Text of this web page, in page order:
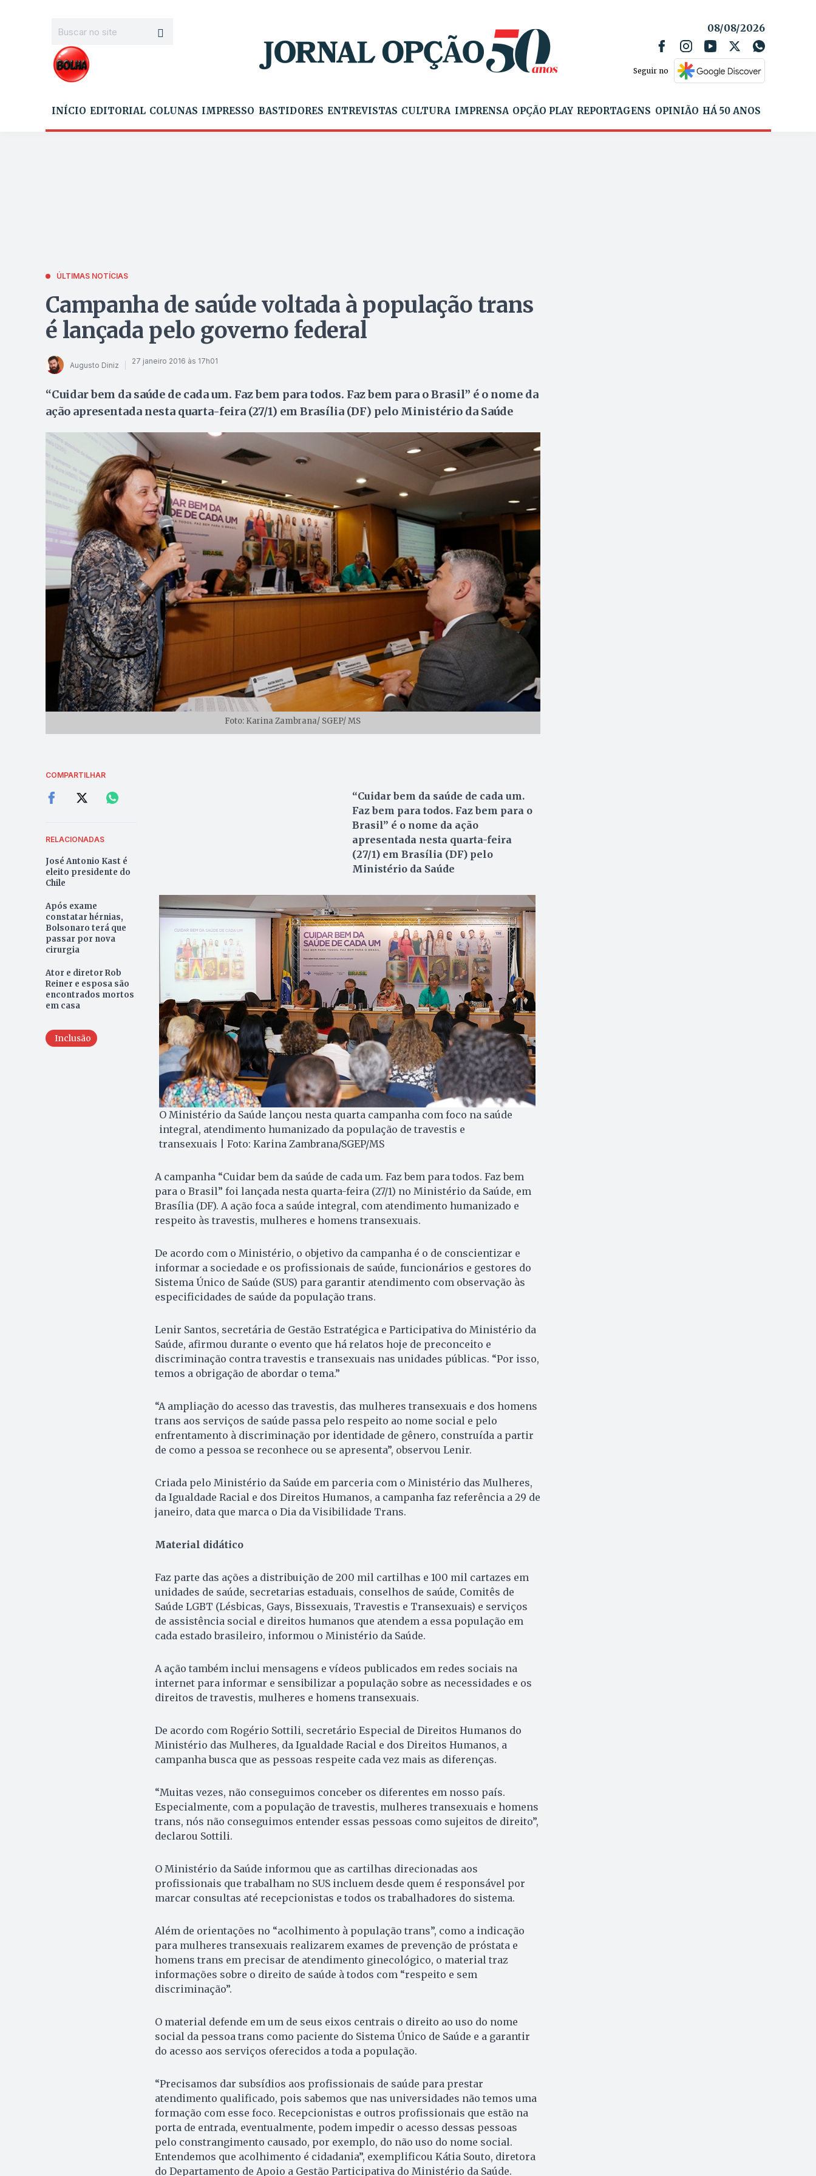
08/08/2026
Seguir no
INÍCIO EDITORIAL COLUNAS IMPRESSO BASTIDORES ENTREVISTAS CULTURA IMPRENSA OPÇÃO PLAY REPORTAGENS OPINIÃO HÁ 50 ANOS
ÚLTIMAS NOTÍCIAS
Campanha de saúde voltada à população trans
é lançada pelo governo federal
Augusto Diniz 27 janeiro 2016 às 17h01
“Cuidar bem da saúde de cada um. Faz bem para todos. Faz bem para o Brasil” é o nome da
ação apresentada nesta quarta-feira (27/1) em Brasília (DF) pelo Ministério da Saúde
Foto: Karina Zambrana/ SGEP/ MS
COMPARTILHAR
RELACIONADAS
José Antonio Kast é
eleito presidente do
Chile
Após exame
constatar hérnias,
Bolsonaro terá que
passar por nova
cirurgia
Ator e diretor Rob
Reiner e esposa são
encontrados mortos
em casa
Inclusão
“Cuidar bem da saúde de cada um.
Faz bem para todos. Faz bem para o
Brasil” é o nome da ação
apresentada nesta quarta-feira
(27/1) em Brasília (DF) pelo
Ministério da Saúde
O Ministério da Saúde lançou nesta quarta campanha com foco na saúde
integral, atendimento humanizado da população de travestis e
transexuais | Foto: Karina Zambrana/SGEP/MS
A campanha “Cuidar bem da saúde de cada um. Faz bem para todos. Faz bem
para o Brasil” foi lançada nesta quarta-feira (27/1) no Ministério da Saúde, em
Brasília (DF). A ação foca a saúde integral, com atendimento humanizado e
respeito às travestis, mulheres e homens transexuais.
De acordo com o Ministério, o objetivo da campanha é o de conscientizar e
informar a sociedade e os profissionais de saúde, funcionários e gestores do
Sistema Único de Saúde (SUS) para garantir atendimento com observação às
especificidades de saúde da população trans.
Lenir Santos, secretária de Gestão Estratégica e Participativa do Ministério da
Saúde, afirmou durante o evento que há relatos hoje de preconceito e
discriminação contra travestis e transexuais nas unidades públicas. “Por isso,
temos a obrigação de abordar o tema.”
“A ampliação do acesso das travestis, das mulheres transexuais e dos homens
trans aos serviços de saúde passa pelo respeito ao nome social e pelo
enfrentamento à discriminação por identidade de gênero, construída a partir
de como a pessoa se reconhece ou se apresenta”, observou Lenir.
Criada pelo Ministério da Saúde em parceria com o Ministério das Mulheres,
da Igualdade Racial e dos Direitos Humanos, a campanha faz referência a 29 de
janeiro, data que marca o Dia da Visibilidade Trans.
Material didático
Faz parte das ações a distribuição de 200 mil cartilhas e 100 mil cartazes em
unidades de saúde, secretarias estaduais, conselhos de saúde, Comitês de
Saúde LGBT (Lésbicas, Gays, Bissexuais, Travestis e Transexuais) e serviços
de assistência social e direitos humanos que atendem a essa população em
cada estado brasileiro, informou o Ministério da Saúde.
A ação também inclui mensagens e vídeos publicados em redes sociais na
internet para informar e sensibilizar a população sobre as necessidades e os
direitos de travestis, mulheres e homens transexuais.
De acordo com Rogério Sottili, secretário Especial de Direitos Humanos do
Ministério das Mulheres, da Igualdade Racial e dos Direitos Humanos, a
campanha busca que as pessoas respeite cada vez mais as diferenças.
“Muitas vezes, não conseguimos conceber os diferentes em nosso país.
Especialmente, com a população de travestis, mulheres transexuais e homens
trans, nós não conseguimos entender essas pessoas como sujeitos de direito”,
declarou Sottili.
O Ministério da Saúde informou que as cartilhas direcionadas aos
profissionais que trabalham no SUS incluem desde quem é responsável por
marcar consultas até recepcionistas e todos os trabalhadores do sistema.
Além de orientações no “acolhimento à população trans”, como a indicação
para mulheres transexuais realizarem exames de prevenção de próstata e
homens trans em precisar de atendimento ginecológico, o material traz
informações sobre o direito de saúde à todos com “respeito e sem
discriminação”.
O material defende em um de seus eixos centrais o direito ao uso do nome
social da pessoa trans como paciente do Sistema Único de Saúde e a garantir
do acesso aos serviços oferecidos a toda a população.
“Precisamos dar subsídios aos profissionais de saúde para prestar
atendimento qualificado, pois sabemos que nas universidades não temos uma
formação com esse foco. Recepcionistas e outros profissionais que estão na
porta de entrada, eventualmente, podem impedir o acesso dessas pessoas
pelo constrangimento causado, por exemplo, do não uso do nome social.
Entendemos que acolhimento é cidadania”, exemplificou Kátia Souto, diretora
do Departamento de Apoio a Gestão Participativa do Ministério da Saúde.